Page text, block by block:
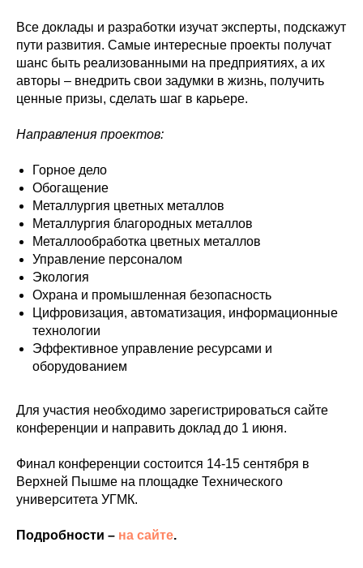
Все доклады и разработки изучат эксперты, подскажут
пути развития. Самые интересные проекты получат
шанс быть реализованными на предприятиях, а их
авторы – внедрить свои задумки в жизнь, получить
ценные призы, сделать шаг в карьере.
Направления проектов:
Горное дело
Обогащение
Металлургия цветных металлов
Металлургия благородных металлов
Металлообработка цветных металлов
Управление персоналом
Экология
Охрана и промышленная безопасность
Цифровизация, автоматизация, информационные
технологии
Эффективное управление ресурсами и
оборудованием
Для участия необходимо зарегистрироваться сайте
конференции и направить доклад до 1 июня.
Финал конференции состоится 14-15 сентября в
Верхней Пышме на площадке Технического
университета УГМК.
Подробности – на сайте.